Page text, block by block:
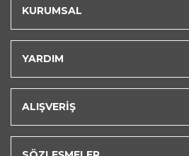
KURUMSAL
YARDIM
ALIŞVERİŞ